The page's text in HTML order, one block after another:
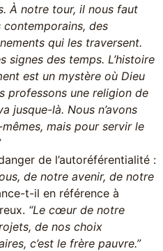
À notre tour, il nous faut
des
qui les traversent.
signes des temps. L’histoire
est un mystère où Dieu
professons une religion de
jusque-là. Nous n’avons
mais pour servir le
de l’autoréférentialité :
de notre avenir, de notre
t-il en référence à
“Le cœur de notre
de nos choix
c’est le frère pauvre.”